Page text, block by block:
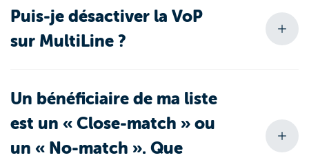
Puis-je désactiver la VoP
sur MultiLine ?
Un bénéficiaire de ma liste
est un « Close-match » ou
un « No-match ». Que